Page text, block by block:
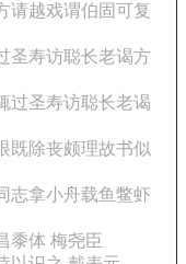
请越戏谓伯固可复
圣寿访聪长老谒方
过圣寿访聪长老谒
既除丧颇理故书似
志拿小舟载鱼鳖虾
黍体 梅尧臣